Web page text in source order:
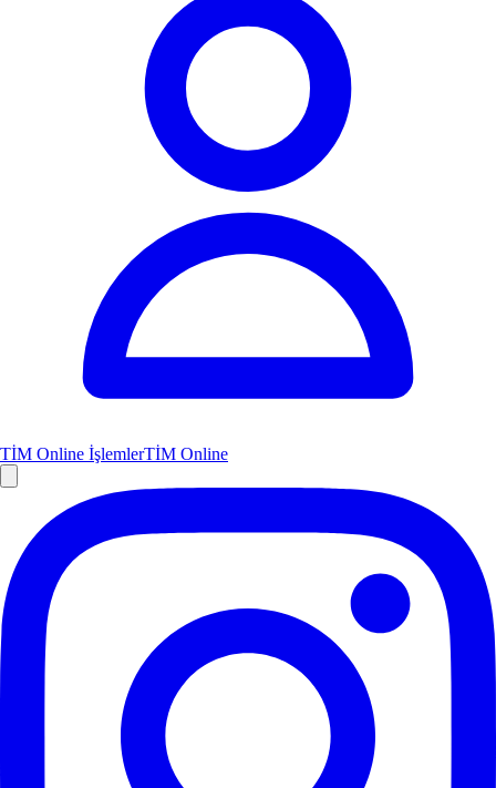
TİM Online İşlemlerTİM Online